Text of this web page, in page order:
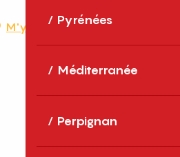
Pyrénées
Méditerranée
Perpignan
M'y rendre